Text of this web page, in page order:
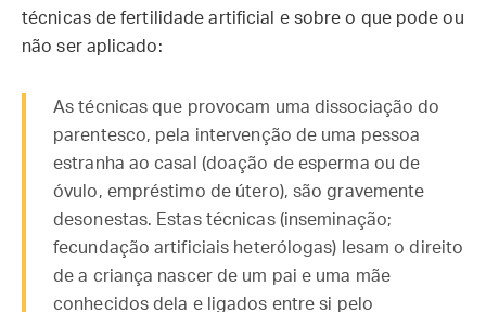
técnicas de fertilidade artificial e sobre o que pode ou
não ser aplicado:
As técnicas que provocam uma dissociação do
parentesco, pela intervenção de uma pessoa
estranha ao casal (doação de esperma ou de
óvulo, empréstimo de útero), são gravemente
desonestas. Estas técnicas (inseminação;
fecundação artificiais heterólogas) lesam o direito
de a criança nascer de um pai e uma mãe
conhecidos dela e ligados entre si pelo